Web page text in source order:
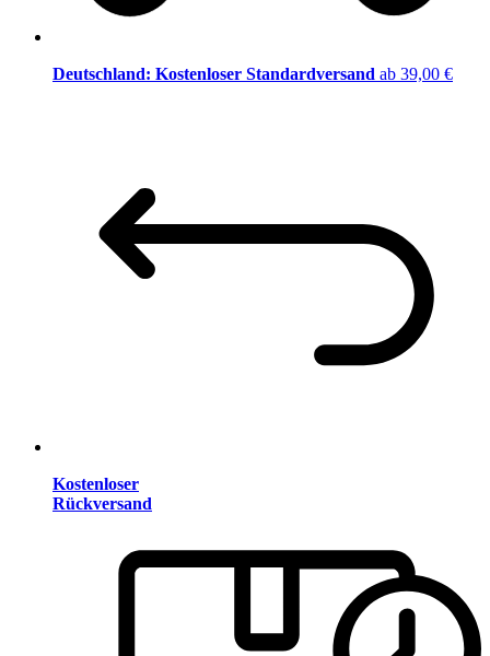
Deutschland: Kostenloser Standardversand ab 39,00 €
Kostenloser
Rückversand